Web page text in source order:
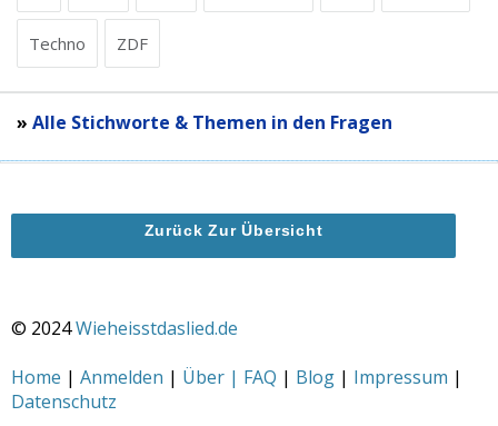
Techno ZDF
» Alle Stichworte & Themen in den Fragen
Zurück Zur Übersicht
© 2024Wieheisstdaslied.de
Home | Anmelden | Über | FAQ | Blog | Impressum |
Datenschutz